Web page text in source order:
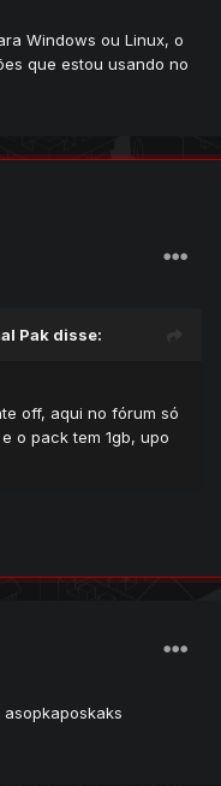
Windows ou Linux, o
que estou usando no
Pak disse:
off, aqui no fórum só
o pack tem 1gb, upo